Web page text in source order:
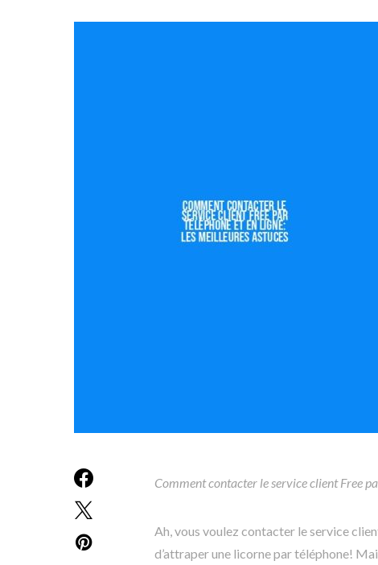
Comment contacter le service client Free
Ah, vous voulez contacter le service
d’attraper une licorne par téléphone!